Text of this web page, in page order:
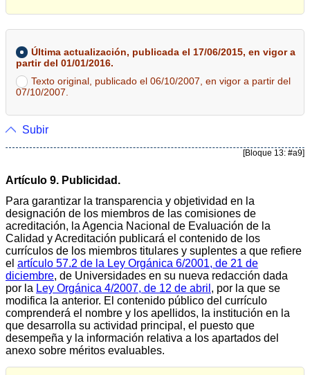
Última actualización, publicada el 17/06/2015, en vigor a
partir del 01/01/2016.
Texto original, publicado el 06/10/2007, en vigor a partir del
07/10/2007.
Subir
[Bloque 13: #a9]
Artículo 9. Publicidad.
Para garantizar la transparencia y objetividad en la
designación de los miembros de las comisiones de
acreditación, la Agencia Nacional de Evaluación de la
Calidad y Acreditación publicará el contenido de los
currículos de los miembros titulares y suplentes a que refiere
el artículo 57.2 de la Ley Orgánica 6/2001, de 21 de
diciembre, de Universidades en su nueva redacción dada
por la Ley Orgánica 4/2007, de 12 de abril , por la que se
modifica la anterior. El contenido público del currículo
comprenderá el nombre y los apellidos, la institución en la
que desarrolla su actividad principal, el puesto que
desempeña y la información relativa a los apartados del
anexo sobre méritos evaluables.